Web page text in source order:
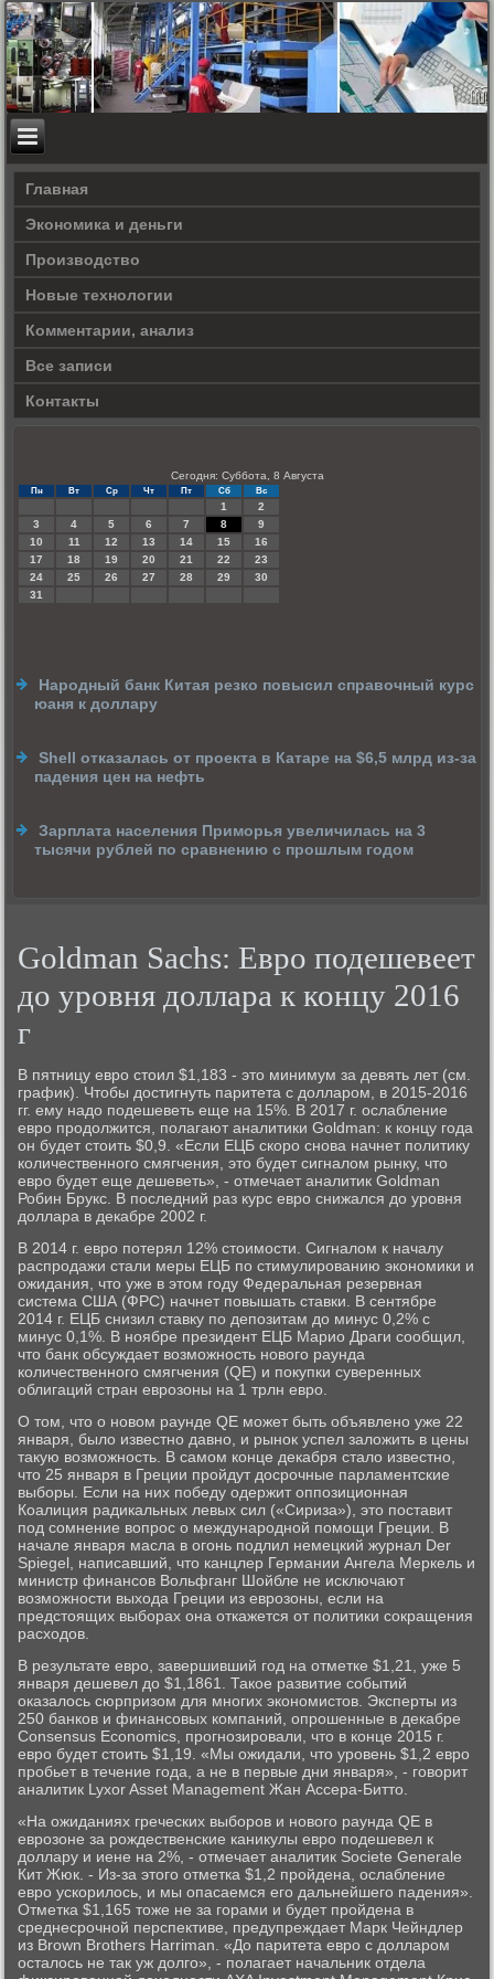
Главная
Экономика и деньги
Производство
Новые технологии
Комментарии, анализ
Все записи
Контакты
Сегодня: Суббота, 8 Августа
Пн Вт Ср Чт Пт Сб Вс
1
2
3
4 5 6 7 8
9
10
11 12 13 14 15
16
17
18 19 20 21 22
23
24
25 26 27 28 29
30
31
Народный банк Китая резко повысил справочный курс
юаня к доллару
Shell отказалась от проекта в Катаре на $6,5 млрд из-за
падения цен на нефть
Зарплата населения Приморья увеличилась на 3
тысячи рублей по сравнению с прошлым годом
Goldman Sachs: Евро подешевеет
до уровня доллара к концу 2016
г
В пятницу евро стоил $1,183 - это минимум за девять лет (см.
график). Чтобы достигнуть паритета с долларом, в 2015-2016
гг. ему надо подешеветь еще на 15%. В 2017 г. ослабление
евро продолжится, полагают аналитики Goldman: к концу года
он будет стоить $0,9. «Если ЕЦБ скоро снова начнет политику
количественного смягчения, это будет сигналом рынку, что
евро будет еще дешеветь», - отмечает аналитик Goldman
Робин Брукс. В последний раз курс евро снижался до уровня
доллара в декабре 2002 г.
В 2014 г. евро потерял 12% стоимости. Сигналом к началу
распродажи стали меры ЕЦБ по стимулированию экономики и
ожидания, что уже в этом году Федеральная резервная
система США (ФРС) начнет повышать ставки. В сентябре
2014 г. ЕЦБ снизил ставку по депозитам до минус 0,2% с
минус 0,1%. В ноябре президент ЕЦБ Марио Драги сообщил,
что банк обсуждает возможность нового раунда
количественного смягчения (QE) и покупки суверенных
облигаций стран еврозоны на 1 трлн евро.
О том, что о новом раунде QE может быть объявлено уже 22
января, было известно давно, и рынок успел заложить в цены
такую возможность. В самом конце декабря стало известно,
что 25 января в Греции пройдут досрочные парламентские
выборы. Если на них победу одержит оппозиционная
Коалиция радикальных левых сил («Сириза»), это поставит
под сомнение вопрос о международной помощи Греции. В
начале января масла в огонь подлил немецкий журнал Der
Spiegel, написавший, что канцлер Германии Ангела Меркель и
министр финансов Вольфганг Шойбле не исключают
возможности выхода Греции из еврозоны, если на
предстоящих выборах она откажется от политики сокращения
расходов.
В результате евро, завершивший год на отметке $1,21, уже 5
января дешевел до $1,1861. Такое развитие событий
оказалось сюрпризом для многих экономистов. Эксперты из
250 банков и финансовых компаний, опрошенные в декабре
Consensus Economics, прогнозировали, что в конце 2015 г.
евро будет стоить $1,19. «Мы ожидали, что уровень $1,2 евро
пробьет в течение года, а не в первые дни января», - говорит
аналитик Lyxor Asset Management Жан Ассера-Битто.
«На ожиданиях греческих выборов и нового раунда QE в
еврозоне за рождественские каникулы евро подешевел к
доллару и иене на 2%, - отмечает аналитик Societe Generale
Кит Жюк. - Из-за этого отметка $1,2 пройдена, ослабление
евро ускорилось, и мы опасаемся его дальнейшего падения».
Отметка $1,165 тоже не за горами и будет пройдена в
среднесрочной перспективе, предупреждает Марк Чейндлер
из Brown Brothers Harriman. «До паритета евро с долларом
осталось не так уж долго», - полагает начальник отдела